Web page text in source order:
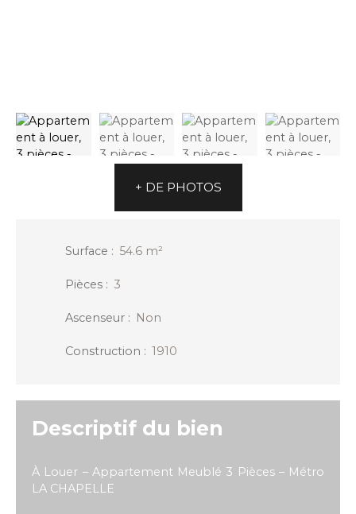
+ DE PHOTOS
Surface : 54.6 m²
Pièces : 3
Ascenseur : Non
Construction : 1910
Descriptif du bien
À Louer – Appartement Meublé 3 Pièces – Métro
LA CHAPELLE